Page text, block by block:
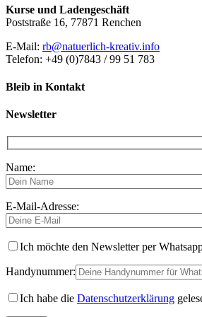
Kurse und Ladengeschäft
Poststraße 16, 77871 Renchen
E-Mail: rb@natuerlich-kreativ.info
Telefon: +49 (0)7843 / 99 51 783
Bleib in Kontakt
Newsletter
Name:
E-Mail-Adresse:
Ich möchte den Newsletter per
Handynummer:
Ich habe die Datenschutzerklärung